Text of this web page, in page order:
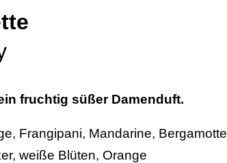
fruchtig süßer Damenduft.
, Frangipani, Mandarine, Bergamotte
, weiße Blüten, Orange